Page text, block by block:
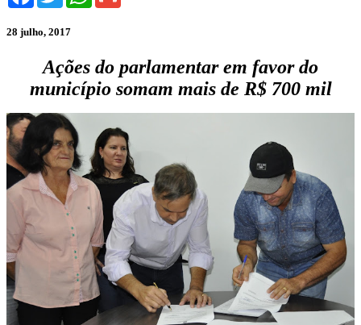
28 julho, 2017
Ações do parlamentar em favor do
município somam mais de R$ 700 mil